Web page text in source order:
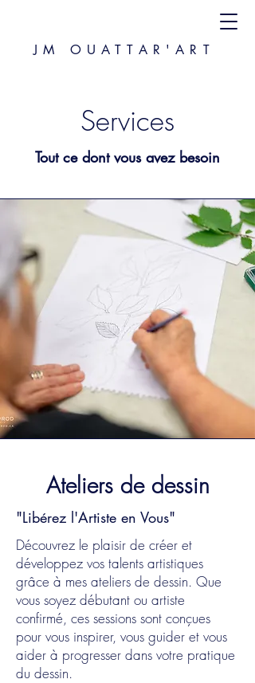
JM OUATTAR'ART
Services
Tout ce dont vous avez besoin
Ateliers de dessin
"Libérez l'Artiste en Vous"
Découvrez le plaisir de créer et
développez vos talents artistiques
grâce à mes ateliers de dessin. Que
vous soyez débutant ou artiste
confirmé, ces sessions sont conçues
pour vous inspirer, vous guider et vous
aider à progresser dans votre pratique
du dessin.